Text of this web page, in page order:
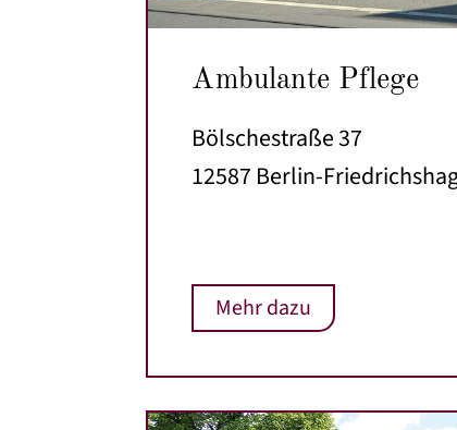
Ambulante Pflege
Bölschestraße 37
12587 Berlin-
Mehr dazu